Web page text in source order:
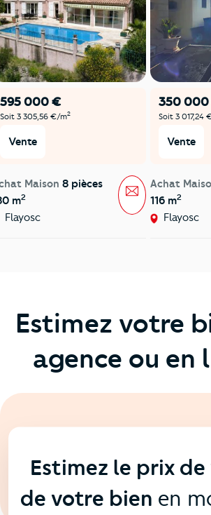
595 000 €
Soit 3 305,56 €/m2
Vente
Maison 8 pièces
m2
Flayosc
Message
350
Soit 3 017,24
Vente
Achat
116 m2
Flayosc
Estimez votre
agence ou en
Estimez le prix
de votre bien en